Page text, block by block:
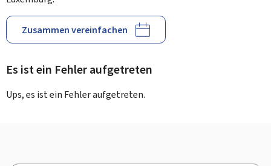
Zusammen vereinfachen
Es ist ein Fehler aufgetreten
Ups, es ist ein Fehler aufgetreten.